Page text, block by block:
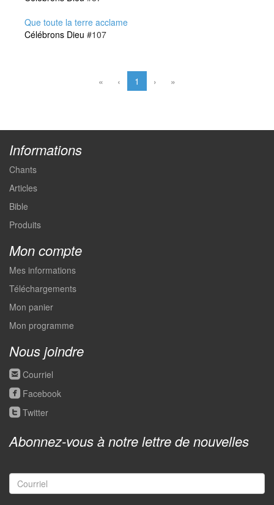
Que toute la terre acclame
Célébrons Dieu #107
« ‹ 1 › »
Informations
Chants
Articles
Bible
Produits
Mon compte
Mes informations
Téléchargements
Mon panier
Mon programme
Nous joindre
roundedemail Courriel
roundedfacebook Facebook
roundedtwitter Twitter
Abonnez-vous à notre lettre de nouvelles